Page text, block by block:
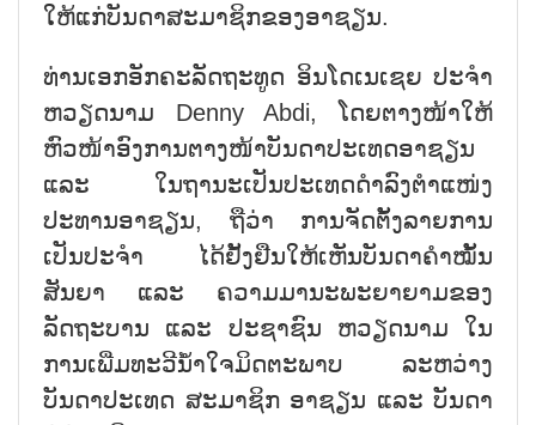
ໃຫ້ແກ່ບັນດາສະມາຊິກຂອງອາຊຽນ.
ທ່ານເອກອັກຄະລັດຖະທູດ ອິນໂດເນເຊຍ ປະຈຳ
ຫວຽດນາມ Denny Abdi, ໂດຍຕາງໜ້າໃຫ້
ຫົວໜ້າອົງການຕາງໜ້າບັນດາປະເທດອາຊຽນ
ແລະ ໃນຖານະເປັນປະເທດດຳລົງຕຳແໜ່ງ
ປະທານອາຊຽນ, ຖືວ່າ ການຈັດຕັ້ງລາຍການ
ເປັນປະຈຳ ໄດ້ຢັ້ງຢືນໃຫ້ເຫັນບັນດາຄຳໝັ້ນ
ສັນຍາ ແລະ ຄວາມມານະພະຍາຍາມຂອງ
ລັດຖະບານ ແລະ ປະຊາຊົນ ຫວຽດນາມ ໃນ
ການເພີ່ມທະວີນ້ຳໃຈມິດຕະພາບ ລະຫວ່າງ
ບັນດາປະເທດ ສະມາຊິກ ອາຊຽນ ແລະ ບັນດາ